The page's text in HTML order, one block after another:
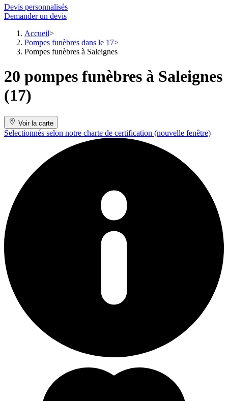
Devis personnalisés
Demander un devis
Accueil
Pompes funèbres dans le 17
Pompes funèbres à Saleignes
20 pompes funèbres à Saleignes
(17)
Voir la carte
Selectionnés selon notre charte de certification (nouvelle fenêtre)